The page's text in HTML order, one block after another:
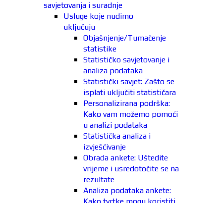
savjetovanja i suradnje
Usluge koje nudimo
uključuju
Objašnjenje/Tumačenje
statistike
Statističko savjetovanje i
analiza podataka
Statistički savjet: Zašto se
isplati uključiti statističara
Personalizirana podrška:
Kako vam možemo pomoći
u analizi podataka
Statistička analiza i
izvješćivanje
Obrada ankete: Uštedite
vrijeme i usredotočite se na
rezultate
Analiza podataka ankete: